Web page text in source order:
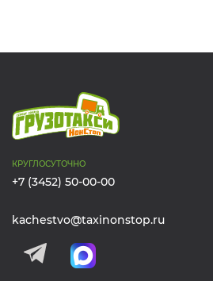
КРУГЛОСУТОЧНО
+7 (3452) 50-00-00
kachestvo@taxinonstop.ru